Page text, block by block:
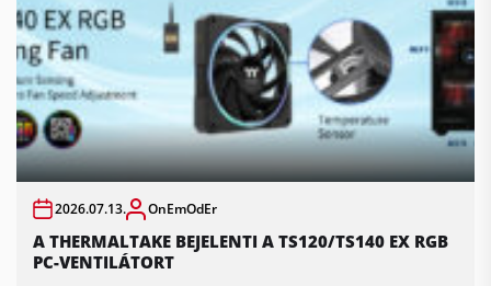
2026.07.13. OnEmOdEr
A THERMALTAKE BEJELENTI A TS120/TS140 EX RGB
PC-VENTILÁTORT